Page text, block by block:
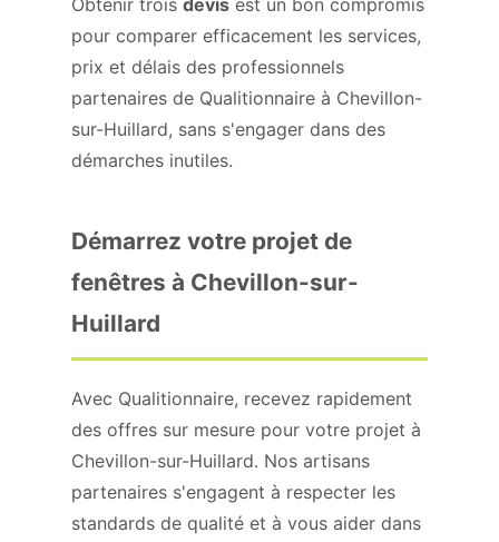
Obtenir trois devis est un bon compromis
pour comparer efficacement les services,
prix et délais des professionnels
partenaires de Qualitionnaire à Chevillon-
sur-Huillard, sans s'engager dans des
démarches inutiles.
Démarrez votre projet de
fenêtres à Chevillon-sur-
Huillard
Avec Qualitionnaire, recevez rapidement
des offres sur mesure pour votre projet à
Chevillon-sur-Huillard. Nos artisans
partenaires s'engagent à respecter les
standards de qualité et à vous aider dans